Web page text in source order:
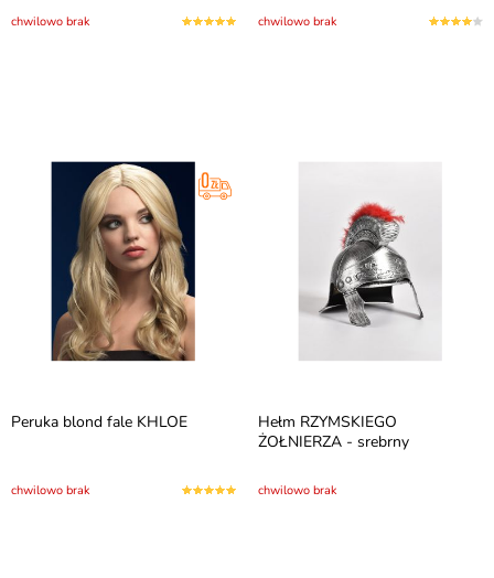
chwilowo brak chwilowo brak
Peruka blond fale KHLOE
chwilowo brak
Hełm RZYMSKIEGO
ŻOŁNIERZA - srebrny
chwilowo brak